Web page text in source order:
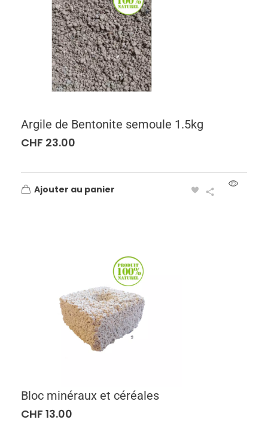
Argile de Bentonite semoule 1.5kg
CHF 23.00
Ajouter au panier
Bloc minéraux et céréales
CHF 13.00